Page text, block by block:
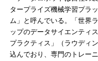
タープライズ機械学習プラ
ム」と呼んでいる。「世界
ップのデータサイエンティ
プラクティス」（ラウディ
込んでおり、専門のトレー